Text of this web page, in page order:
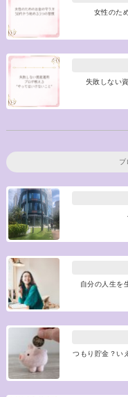
女性のた
失敗しない
ブ
自分の人生を
つもり貯金？い